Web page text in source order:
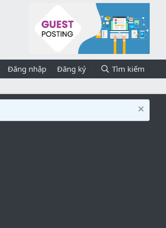
Đăng nhập Đăng ký Tìm kiếm